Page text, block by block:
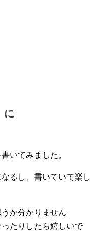
いてみました。
るし、書いていて楽し
か分かりません
たりしたら嬉しいで